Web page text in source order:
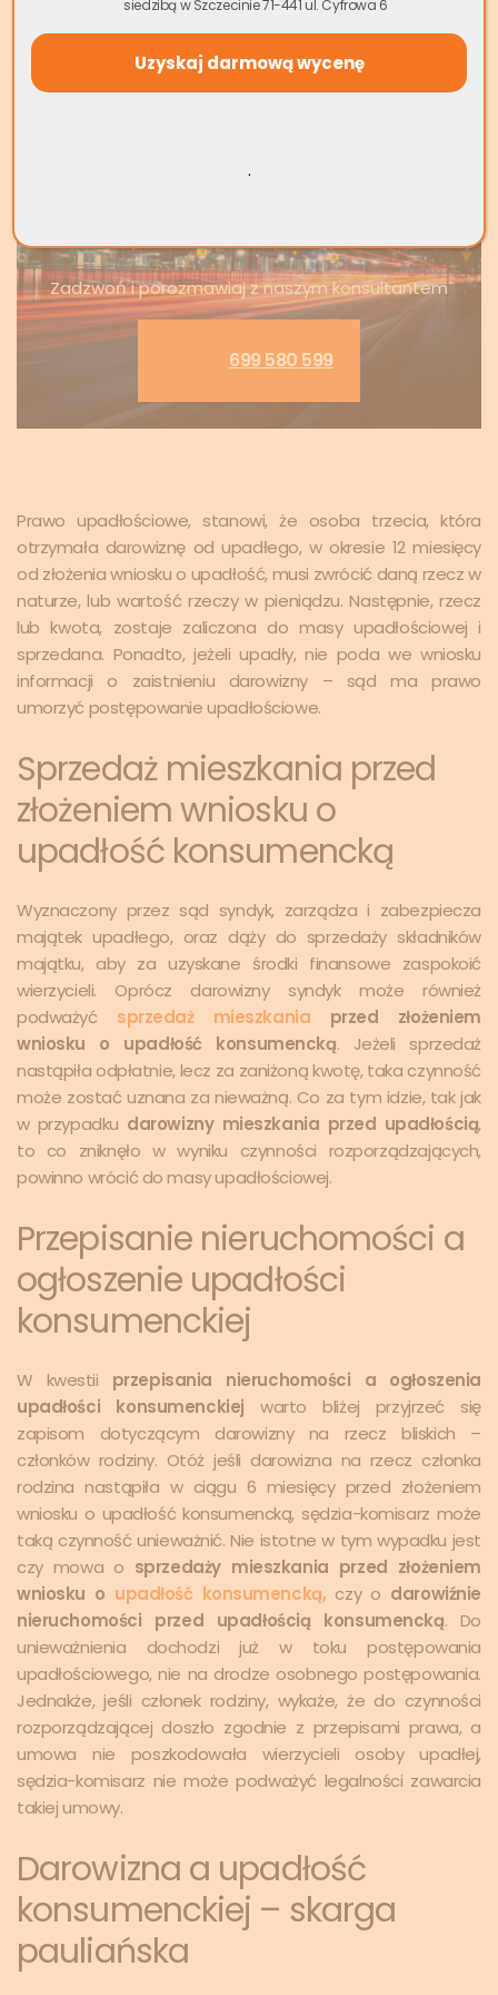
Darowizna a upadłość
konsumencka – skutki
Zadzwoń i porozmawiaj z naszym konsultantem
699 580 599
Prawo upadłościowe, stanowi, że osoba trzecia, która
otrzymała darowiznę od upadłego, w okresie 12 miesięcy
od złożenia wniosku o upadłość, musi zwrócić daną rzecz w
naturze, lub wartość rzeczy w pieniądzu. Następnie, rzecz
lub kwota, zostaje zaliczona do masy upadłościowej i
sprzedana. Ponadto, jeżeli upadły, nie poda we wniosku
informacji o zaistnieniu darowizny – sąd ma prawo
umorzyć postępowanie upadłościowe.
Sprzedaż mieszkania przed
złożeniem wniosku o
upadłość konsumencką
Wyznaczony przez sąd syndyk, zarządza i zabezpiecza
majątek upadłego, oraz dąży do sprzedaży składników
majątku, aby za uzyskane środki finansowe zaspokoić
wierzycieli. Oprócz darowizny syndyk może również
podważyć
sprzedaż mieszkania przed złożeniem
wniosku o upadłość konsumencką. Jeżeli sprzedaż
nastąpiła odpłatnie, lecz za zaniżoną kwotę, taka czynność
może zostać uznana za nieważną. Co za tym idzie, tak jak
w przypadku darowizny mieszkania przed upadłością,
to co zniknęło w wyniku czynności rozporządzających,
powinno wrócić do masy upadłościowej.
Przepisanie nieruchomości a
ogłoszenie upadłości
konsumenckiej
W kwestii przepisania nieruchomości a ogłoszenia
upadłości konsumenckiej warto bliżej przyjrzeć się
zapisom dotyczącym darowizny na rzecz bliskich –
członków rodziny. Otóż jeśli darowizna na rzecz członka
rodzina nastąpiła w ciągu 6 miesięcy przed złożeniem
wniosku o upadłość konsumencką, sędzia-komisarz może
taką czynność unieważnić. Nie istotne w tym wypadku jest
czy mowa o sprzedaży mieszkania przed złożeniem
wniosku o upadłość konsumencką, czy o darowiźnie
nieruchomości przed upadłością konsumencką. Do
unieważnienia dochodzi już w toku postępowania
upadłościowego, nie na drodze osobnego postępowania.
Jednakże, jeśli członek rodziny, wykaże, że do czynności
rozporządzającej doszło zgodnie z przepisami prawa, a
umowa nie poszkodowała wierzycieli osoby upadłej,
sędzia-komisarz nie może podważyć legalności zawarcia
takiej umowy.
Darowizna a upadłość
konsumenckiej – skarga
pauliańska
siedzibą w Szczecinie 71-441 ul. Cyfrowa 6
.